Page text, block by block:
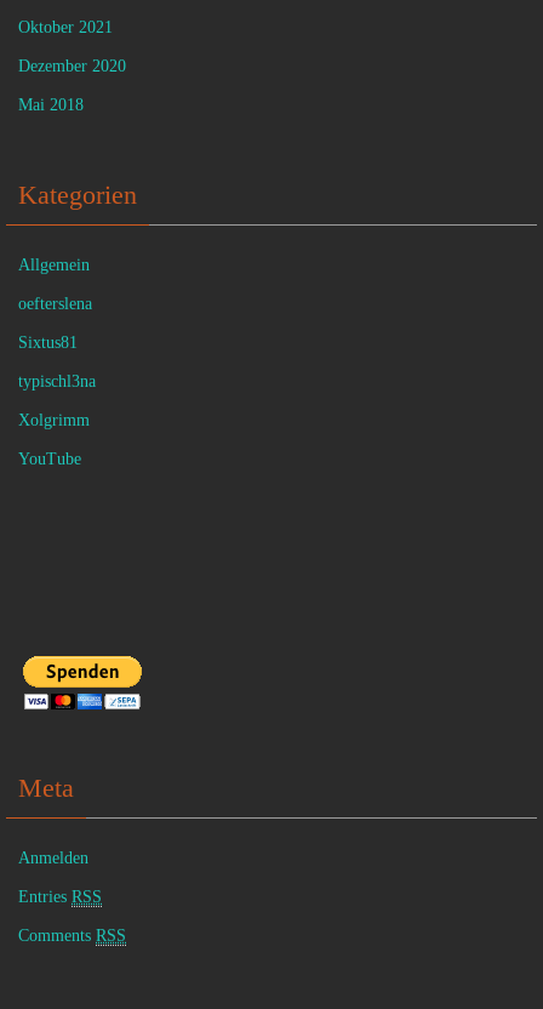
Oktober 2021
Dezember 2020
Mai 2018
Kategorien
Allgemein
oefterslena
Sixtus81
typischl3na
Xolgrimm
YouTube
Meta
Anmelden
Entries RSS
Comments RSS